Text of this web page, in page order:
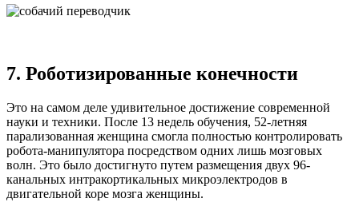
7. Роботизированные конечности
Это на самом деле удивительное достижение современной
науки и техники. После 13 недель обучения, 52-летняя
парализованная женщина смогла полностью контролировать
робота-манипулятора посредством одних лишь мозговых
волн. Это было достигнуто путем размещения двух 96-
канальных интракортикальных микроэлектродов в
двигательной коре мозга женщины.